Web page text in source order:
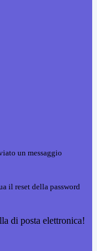
un messaggio
il reset della password
di posta elettronica!